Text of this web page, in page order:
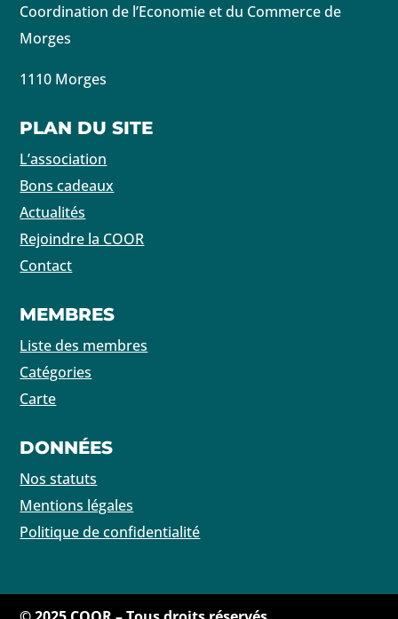
Coordination de l’Economie et du Commerce de
Morges
1110 Morges
PLAN DU SITE
L’association
Bons cadeaux
Actualités
Rejoindre la COOR
Contact
MEMBRES
Liste des membres
Catégories
Carte
DONNÉES
Nos statuts
Mentions légales
Politique de confidentialité